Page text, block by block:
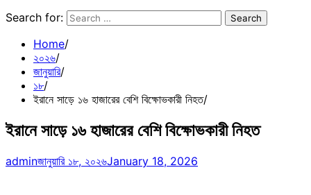
Search for:
Home
২০২৬
জানুয়ারি
১৮
ইরানে সাড়ে ১৬ হাজারের বেশি বিক্ষোভকারী নিহত
ইরানে সাড়ে ১৬ হাজারের বেশি বিক্ষোভকারী নিহত
adminজানুয়ারি ১৮, ২০২৬January 18, 2026